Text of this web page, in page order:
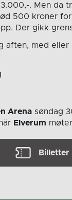
. Men da
500 kroner
Der gikk
aften, med eller
Arena søndag
Elverum møter
Billetter